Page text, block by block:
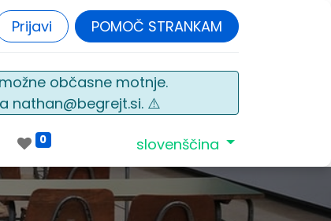
Prijavi POMOČ STRANKAM
občasne motnje.
nathan@begrejt.si. ⚠️
0 slovenščina